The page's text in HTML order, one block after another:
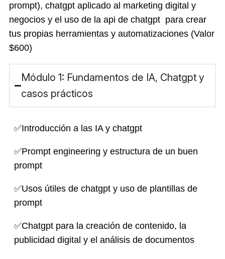
prompt), chatgpt aplicado al marketing digital y
negocios y el uso de la api de chatgpt para crear
tus propias herramientas y automatizaciones (Valor
$600)
Módulo 1: Fundamentos de IA, Chatgpt y
casos prácticos
✅Introducción a las IA y chatgpt
✅Prompt engineering y estructura de un buen
prompt
✅Usos útiles de chatgpt y uso de plantillas de
prompt
✅Chatgpt para la creación de contenido, la
publicidad digital y el análisis de documentos